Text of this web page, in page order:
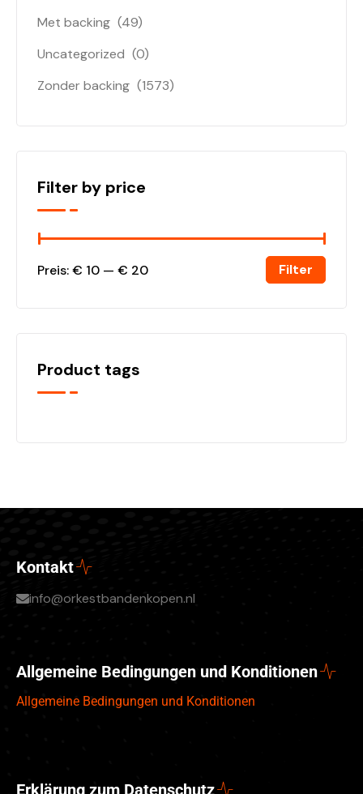
Met backing (49)
Uncategorized (0)
Zonder backing (1573)
Filter by price
Filter
Preis:€ 10 — € 20
Product tags
Kontakt
info@orkestbandenkopen.nl
Allgemeine Bedingungen und Konditionen
Allgemeine Bedingungen und Konditionen
Erklärung zum Datenschutz